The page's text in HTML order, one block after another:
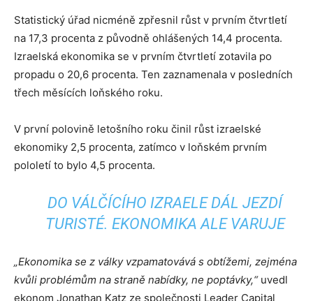
Statistický úřad nicméně zpřesnil růst v prvním čtvrtletí
na 17,3 procenta z původně ohlášených 14,4 procenta.
Izraelská ekonomika se v prvním čtvrtletí zotavila po
propadu o 20,6 procenta. Ten zaznamenala v posledních
třech měsících loňského roku.
V první polovině letošního roku činil růst izraelské
ekonomiky 2,5 procenta, zatímco v loňském prvním
pololetí to bylo 4,5 procenta.
DO VÁLČÍCÍHO IZRAELE DÁL JEZDÍ
TURISTÉ. EKONOMIKA ALE VARUJE
„Ekonomika se z války vzpamatovává s obtížemi, zejména
kvůli problémům na straně nabídky, ne poptávky,“uvedl
ekonom Jonathan Katz ze společnosti Leader Capital